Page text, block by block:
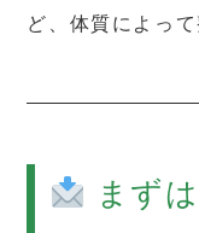
ど、体質によっ
まず